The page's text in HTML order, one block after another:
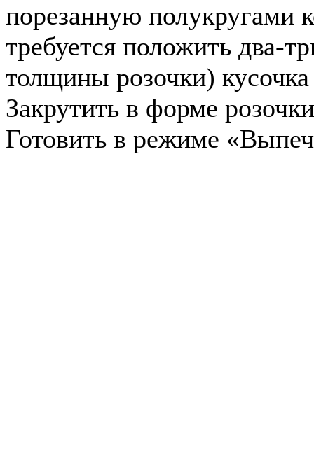
порезанную полукругами
требуется положить два-
толщины розочки)
Закрутить в форме
Готовить в режиме